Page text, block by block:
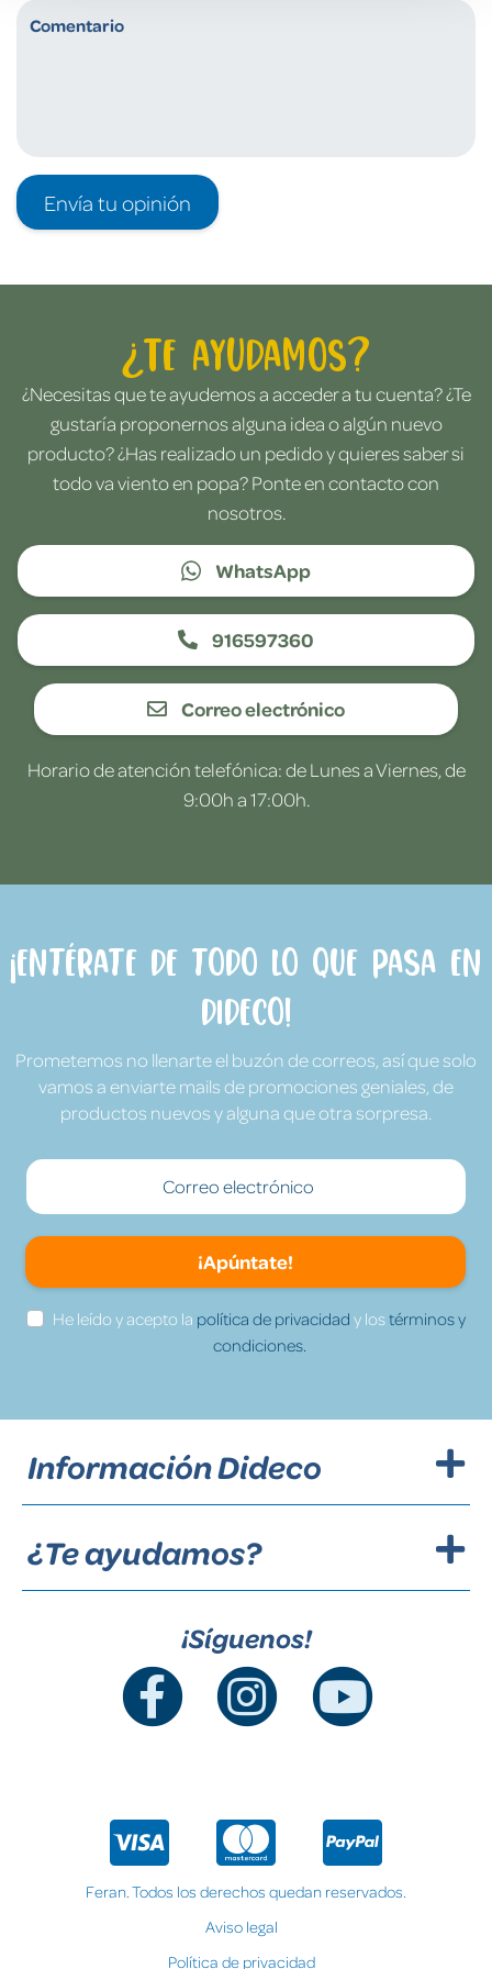
Envía tu opinión
¿Te ayudamos?
¿Necesitas que te ayudemos a acceder a tu cuenta? ¿Te
gustaría proponernos alguna idea o algún nuevo
producto? ¿Has realizado un pedido y quieres saber si
todo va viento en popa? Ponte en contacto con
nosotros.
WhatsApp
916597360
Correo electrónico
Horario de atención telefónica: de Lunes a Viernes, de
9:00h a 17:00h.
¡Entérate de todo lo que pasa en
Dideco!
Prometemos no llenarte el buzón de correos, así que solo
vamos a enviarte mails de promociones geniales, de
productos nuevos y alguna que otra sorpresa.
¡Apúntate!
He leído y acepto la política de privacidad y lostérminos y
condiciones.
Información Dideco
¿Te ayudamos?
¡Síguenos!
Feran. Todos los derechos quedan reservados.
Aviso legal
Política de privacidad